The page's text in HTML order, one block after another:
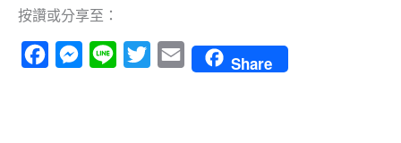
按讚或分享至：
FacebookMessenger
Line TwitterEmail Share